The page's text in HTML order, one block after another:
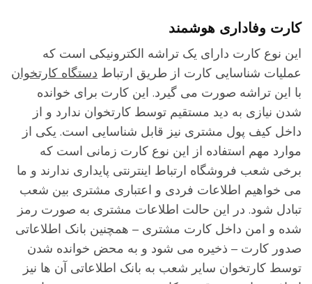
وفاداری هوشمند
نوع کارت دارای یک تراشه الکترونیکی است که
شناسایی کارت از طریق ارتباطدستگاه کارتخوان
این تراشه صورت می گیرد. این کارت برای خوانده
نیازی به دید مستقیم توسط کارتخوان ندارد و از
کیف پول مشتری نیز قابل شناسایی است. یکی از
مهم استفاده از این نوع کارت زمانی است که
شعب فروشگاه ارتباط اینترنتی پایداری ندارند و ما
خواهیم اطلاعات فردی و اعتباری مشتری بین شعب
شود. در این حالت اطلاعات مشتری به صورت رمز
و امن داخل کارت مشتری – همچنین بانک اطلاعاتی
کارت – ذخیره می شود و به محض خوانده شدن
کارتخوان سایر شعب به بانک اطلاعاتی آن ها نیز